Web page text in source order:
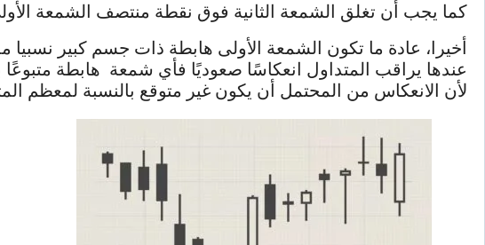
كما يجب أن تغلق الشمعة الثانية فوق نقطة منتصف الشمعة
أخيرا، عادة ما تكون الشمعة الأولى هابطة ذات جسم كبير
لأن الانعكاس من المحتمل أن يكون غير متوقع بالنسبة لمعظم